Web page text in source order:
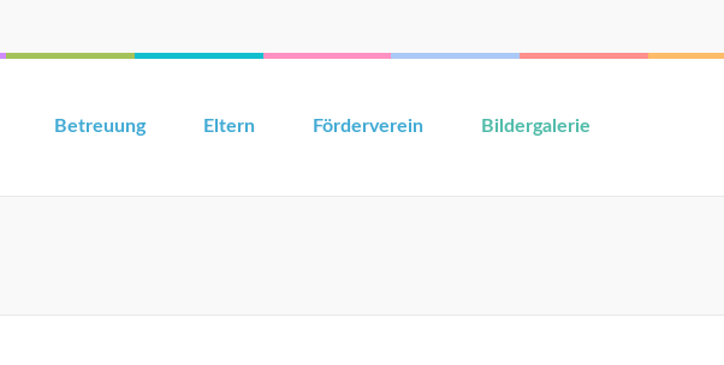
Betreuung Eltern Förderverein Bildergalerie